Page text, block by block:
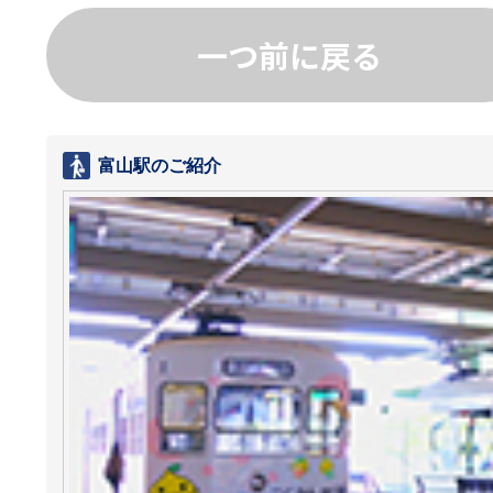
一つ前に戻る
富山駅のご紹介